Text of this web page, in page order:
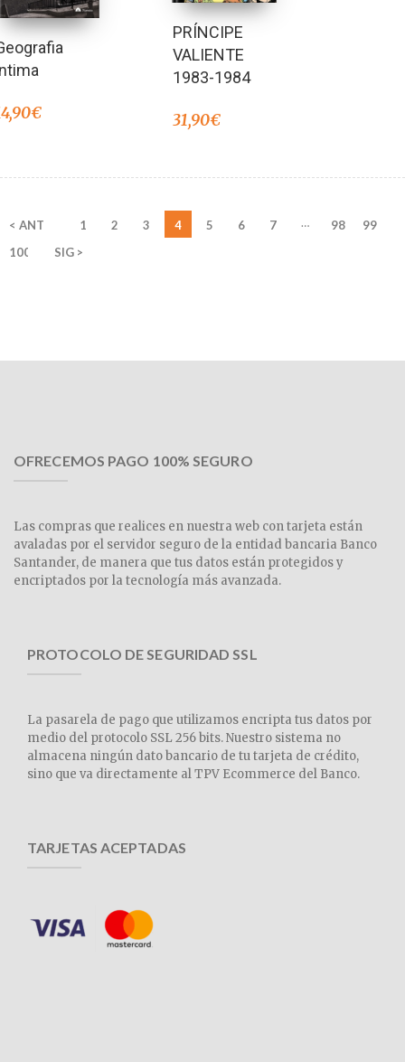
€
PRÍNCIPE
VALIENTE
1983-1984
31,90€
< ANT 1 2 3 4 5 6 7 … 98
99
100
SIG >
OFRECEMOS PAGO 100% SEGURO
Las compras que realices en nuestra web con tarjeta están
avaladas por el servidor seguro de la entidad bancaria Banco
Santander, de manera que tus datos están protegidos y
encriptados por la tecnología más avanzada.
PROTOCOLO DE SEGURIDAD SSL
La pasarela de pago que utilizamos encripta tus datos por
medio del protocolo SSL 256 bits. Nuestro sistema no
almacena ningún dato bancario de tu tarjeta de crédito,
sino que va directamente al TPV Ecommerce del Banco.
TARJETAS ACEPTADAS